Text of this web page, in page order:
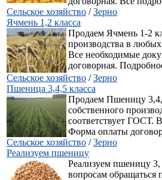
Сельское хозяйство /Зерно
Ячмень 1,2 класса
Продаем Ячмень 1-2
производства в
Все необходимые
договорная.
Сельское хозяйство /Зерно
Пшеница 3,4,5 класса
Продаем Пшеницу
собственного
соответствует ГОСТ.
Форма оплаты
Сельское хозяйство /Зерно
Реализуем пшеницу
Реализуем пшеницу
вопросам обращаться